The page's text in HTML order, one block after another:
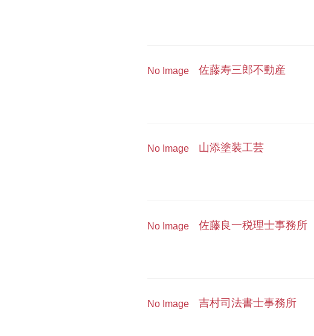
No Image 佐藤寿三郎不動産
No Image 山添塗装工芸
No Image 佐藤良一税理士事務所
No Image 吉村司法書士事務所